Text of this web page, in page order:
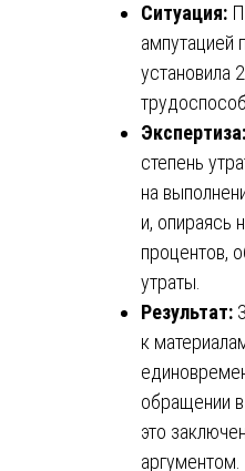
Ситуация:
ампутацией
установила
Экспертиза:
степень
на
и, опираясь
процентов,
утраты.
Результат:
к
обращении
это
аргументом.